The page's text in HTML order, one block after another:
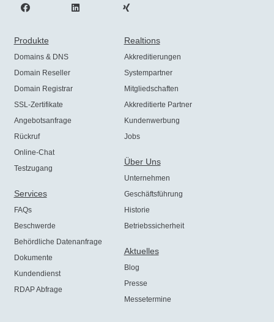
Produkte
Domains & DNS
Domain Reseller
Domain Registrar
SSL-Zertifikate
Angebotsanfrage
Rückruf
Online-Chat
Testzugang
Services
FAQs
Beschwerde
Behördliche Datenanfrage
Dokumente
Kundendienst
RDAP Abfrage
Realtions
Akkreditierungen
Systempartner
Mitgliedschaften
Akkreditierte Partner
Kundenwerbung
Jobs
Über Uns
Unternehmen
Geschäftsführung
Historie
Betriebssicherheit
Aktuelles
Blog
Presse
Messetermine